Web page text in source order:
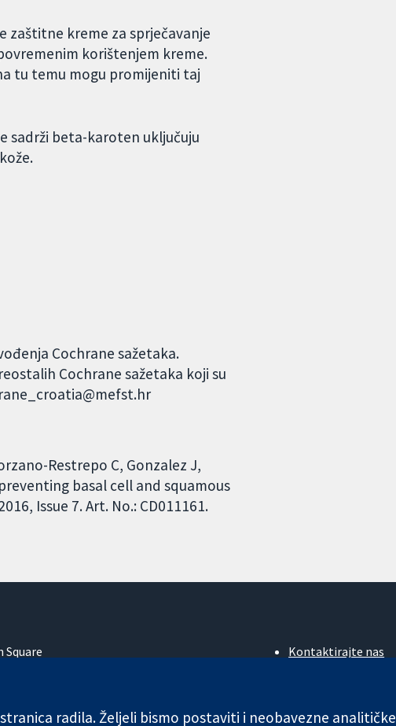
zaštitne kreme za sprječavanje
korištenjem kreme.
tu temu mogu promijeniti taj
sadrži beta-karoten uključuju
Cochrane sažetaka.
Cochrane sažetaka koji su
Restrepo C, Gonzalez J,
basal cell and squamous
Issue 7. Art. No.: CD011161.
Square
Kontaktirajte nas
Poslovi
radila. Željeli bismo postaviti i neobavezne analitičke